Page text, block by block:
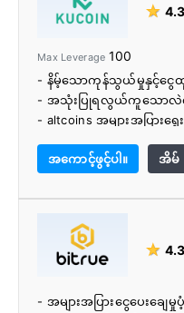
- အထူးကောင်းမွန်သော လုံခြုံ
- တိုကင်များနှင့်
★ 4.3
Max Leverage 100
- နိမ့်သောကုန်သွယ်မှုနှင့်ငွေ
- အသုံးပြုရလွယ်ကူသော
- altcoins အများအပြားရွေ
- fiat ဖြင့် crypto ကို ၀
- အတင်းအကြပ် KYC စစ်ဆ
- လောင်းကြေးနှင့်
အကောင့်ဖွင့်ပါ။ အိမ်
★ 4.3
- အများအပြားငွေပေးချေမှု